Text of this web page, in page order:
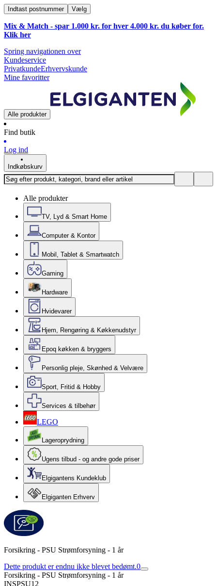
Indtast postnummer Vælg
Mix & Match - spar 1.000 kr. for hver 4.000 kr. du køber for.
Klik her
Spring navigationen over
Kundeservice
PrivatkundeErhvervskunde
Mine favoritter
Alle produkter
Find butik
Log ind
Indkøbskurv
Alle produkter
TV, Lyd & Smart Home
Computer & Kontor
Mobil, Tablet & Smartwatch
Gaming
Hardware
Hvidevarer
Hjem, Rengøring & Køkkenudstyr
Epoq køkken & bryggers
Personlig pleje, Skønhed & Velvære
Sport, Fritid & Hobby
Services & tilbehør
LEGO
Lageroprydning
Ugens tilbud - og andre gode priser
Elgigantens Kundeklub
Elgiganten Erhverv
Forsikring - PSU Strømforsyning - 1 år
Dette produkt er endnu ikke blevet bedømt.0
Forsikring - PSU Strømforsyning - 1 år
INSPSU12